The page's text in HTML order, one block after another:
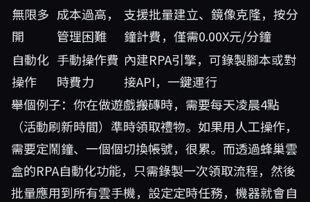
無限多
開
成本過高，
管理困難
支援批量建立、鏡像克隆，按分
鐘計費，僅需0.00X元/分鐘
自動化
操作
手動操作費
時費力
內建RPA引擎，可錄製腳本或對
接API，一鍵運行
舉個例子：你在做遊戲搬磚時，需要每天凌晨4點
（活動刷新時間）準時領取禮物。如果用人工操作，
需要定鬧鐘、一個個切換帳號，很累。而透過蜂巢雲
盒的RPA自動化功能，只需錄製一次領取流程，然後
批量應用到所有雲手機，設定定時任務，機器就會自